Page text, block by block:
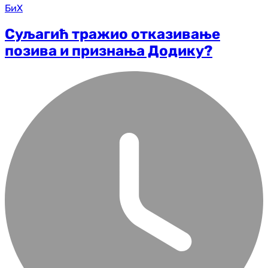
БиХ
Суљагић тражио отказивање
позива и признања Додику?